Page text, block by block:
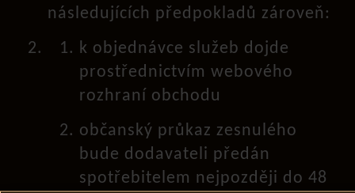
následujících předpokladů zároveň:
k objednávce služeb dojde
prostřednictvím webového
rozhraní obchodu
občanský průkaz zesnulého
bude dodavateli předán
spotřebitelem nejpozději do 48